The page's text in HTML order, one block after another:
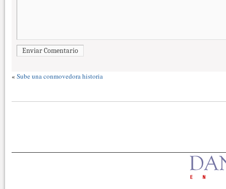
Enviar Comentario
« Sube una conmovedora historia